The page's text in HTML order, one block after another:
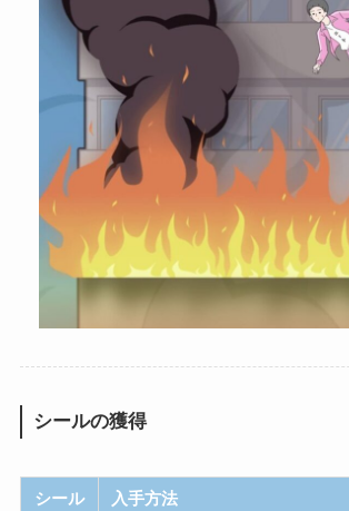
シールの獲得
シール 入手方法